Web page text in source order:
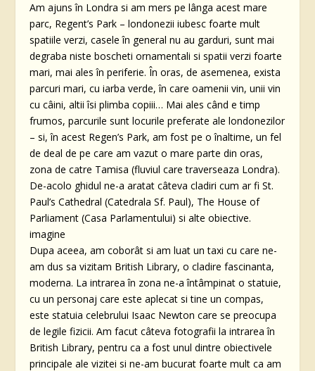
Am ajuns în Londra si am mers pe lânga acest mare
parc, Regent’s Park – londonezii iubesc foarte mult
spatiile verzi, casele în general nu au garduri, sunt mai
degraba niste boscheti ornamentali si spatii verzi foarte
mari, mai ales în periferie. În oras, de asemenea, exista
parcuri mari, cu iarba verde, în care oamenii vin, unii vin
cu câini, altii îsi plimba copiii… Mai ales când e timp
frumos, parcurile sunt locurile preferate ale londonezilor
– si, în acest Regen’s Park, am fost pe o înaltime, un fel
de deal de pe care am vazut o mare parte din oras,
zona de catre Tamisa (fluviul care traverseaza Londra).
De-acolo ghidul ne-a aratat câteva cladiri cum ar fi St.
Paul’s Cathedral (Catedrala Sf. Paul), The House of
Parliament (Casa Parlamentului) si alte obiective.
imagine
Dupa aceea, am coborât si am luat un taxi cu care ne-
am dus sa vizitam British Library, o cladire fascinanta,
moderna. La intrarea în zona ne-a întâmpinat o statuie,
cu un personaj care este aplecat si tine un compas,
este statuia celebrului Isaac Newton care se preocupa
de legile fizicii. Am facut câteva fotografii la intrarea în
British Library, pentru ca a fost unul dintre obiectivele
principale ale vizitei si ne-am bucurat foarte mult ca am